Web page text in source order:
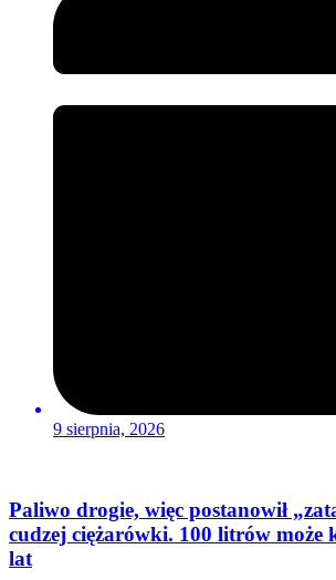
9 sierpnia, 2026
Paliwo drogie, więc postanowił
cudzej ciężarówki. 100 litrów może
lat